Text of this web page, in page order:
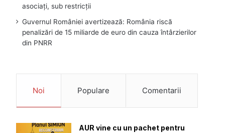
asociați, sub restricții
Guvernul României avertizează: România riscă
penalizări de 15 miliarde de euro din cauza întârzierilor
din PNRR
Noi Populare Comentarii
AUR vine cu un pachet pentru